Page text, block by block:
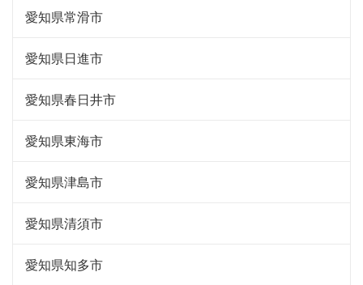
愛知県常滑市
愛知県日進市
愛知県春日井市
愛知県東海市
愛知県津島市
愛知県清須市
愛知県知多市